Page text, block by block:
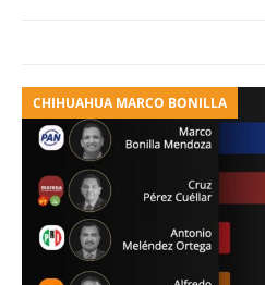
CHIHUAHUA MARCO BONILLA